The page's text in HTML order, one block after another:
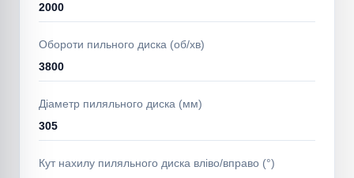
2000
Обороти пильного диска (об/хв)
3800
Діаметр пиляльного диска (мм)
305
Кут нахилу пиляльного диска вліво/вправо (°)